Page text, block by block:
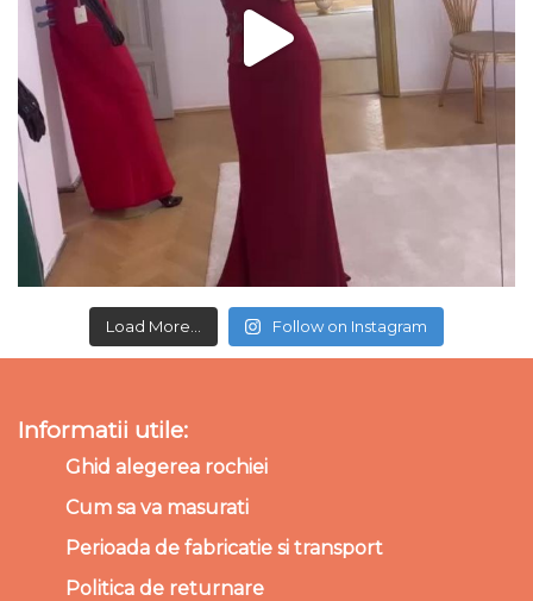
Load More... Follow on Instagram
Informatii utile:
Ghid alegerea rochiei
Cum sa va masurati
Perioada de fabricatie si transport
Politica de returnare